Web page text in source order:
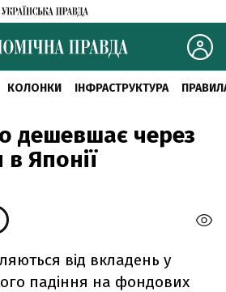
КОЛОНКИ ІНФРАСТРУКТУРА
дешевшає через
Японії
від вкладень у
падіння на фондових